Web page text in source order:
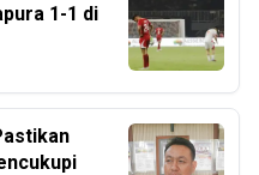
1-1 di